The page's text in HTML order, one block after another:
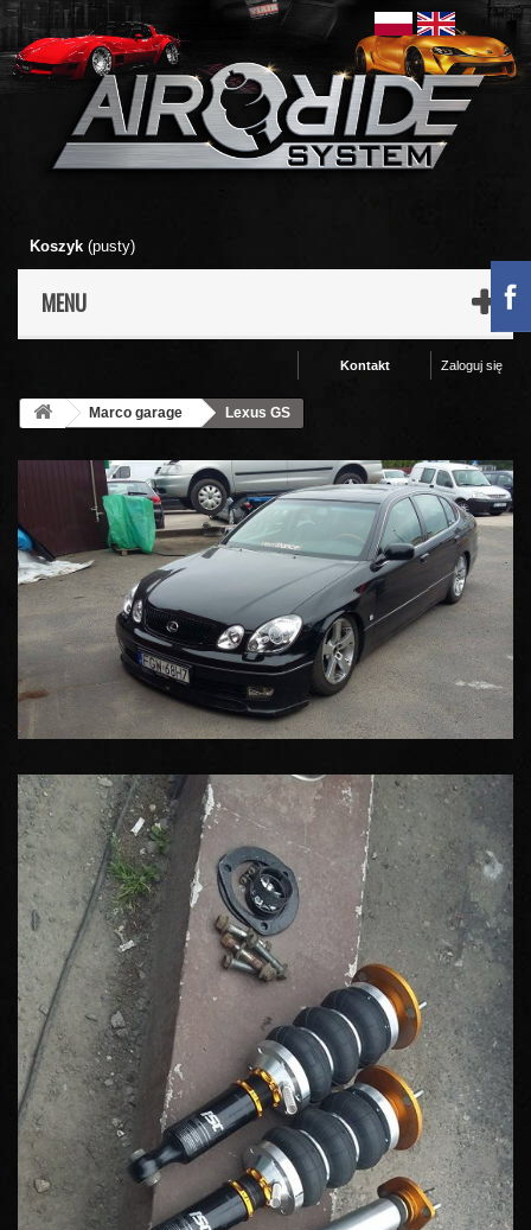
Koszyk (pusty)
MENU
Zaloguj się
Kontakt
Marco garage Lexus GS